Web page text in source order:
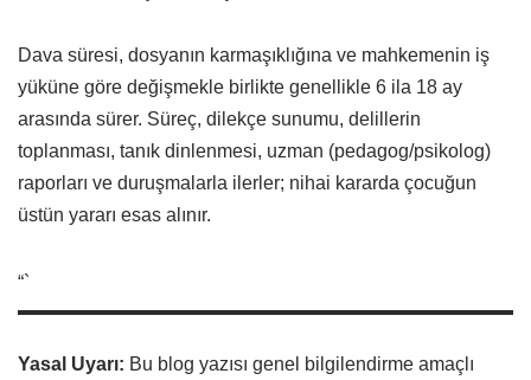
Dava süresi, dosyanın karmaşıklığına ve mahkemenin iş
yüküne göre değişmekle birlikte genellikle 6 ila 18 ay
arasında sürer. Süreç, dilekçe sunumu, delillerin
toplanması, tanık dinlenmesi, uzman (pedagog/psikolog)
raporları ve duruşmalarla ilerler; nihai kararda çocuğun
üstün yararı esas alınır.
“`
Yasal Uyarı: Bu blog yazısı genel bilgilendirme amaçlı